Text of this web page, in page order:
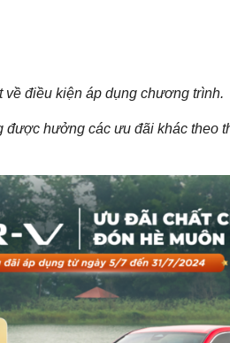
điều kiện áp dụng chương trình.
hưởng các ưu đãi khác theo
Các trường được đánh dấu*